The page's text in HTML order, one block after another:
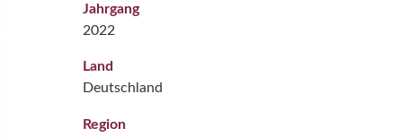
Jahrgang
2022
Land
Deutschland
Region